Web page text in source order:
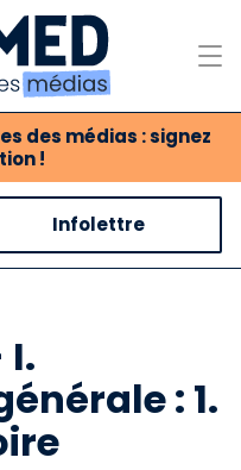
des médias : signez
!
médias
Infolettre
I.
: 1.